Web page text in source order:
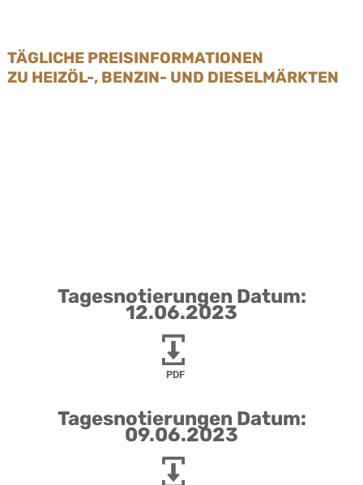
TÄGLICHE PREISINFORMATIONEN
ZU HEIZÖL-, BENZIN- UND DIESELMÄRKTEN
Tagesnotierungen Datum:
12.06.2023
PDF
Tagesnotierungen Datum:
09.06.2023